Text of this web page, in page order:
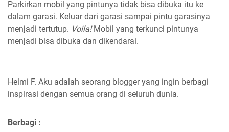
Parkirkan mobil yang pintunya tidak bisa dibuka itu ke
dalam garasi. Keluar dari garasi sampai pintu garasinya
menjadi tertutup. Voila!Mobil yang terkunci pintunya
menjadi bisa dibuka dan dikendarai.
Helmi F. Aku adalah seorang blogger yang ingin berbagi
inspirasi dengan semua orang di seluruh dunia.
Berbagi :